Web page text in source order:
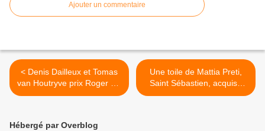
Ajouter un commentaire
< Denis Dailleux et Tomas
van Houtryve prix Roger Pic
2019
Une toile de Mattia Preti,
Saint Sébastien, acquise
par la Fondation Bemberg >
Hébergé par Overblog